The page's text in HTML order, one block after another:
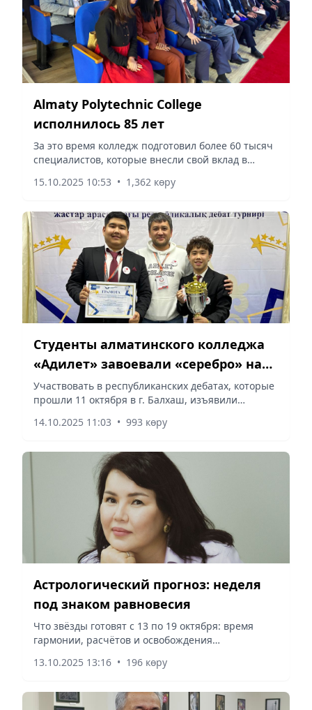
Almaty Polytechnic Collegе
исполнилось 85 лет
За это время колледж подготовил более 60 тысяч
специалистов, которые внесли свой вклад в
IT-сферы и цифровой экономики Казахстана. В
15.10.2025 10:53 • 1,362 көру
Студенты алматинского колледжа
«Адилет» завоевали «серебро» на
республиканском дебатном турнире
Участвовать в республиканских дебатах, которые
прошли 11 октября в г. Балхаш, изъявили
регионов. Однако, по некоторым
14.10.2025 11:03 • 993 көру
Астрологический прогноз: неделя
под знаком равновесия
Что звёзды готовят с 13 по 19 октября: время
гармонии, расчётов и освобождения
Сербаева поделилась с читателями «Vecher.kz»
13.10.2025 13:16 • 196 көру